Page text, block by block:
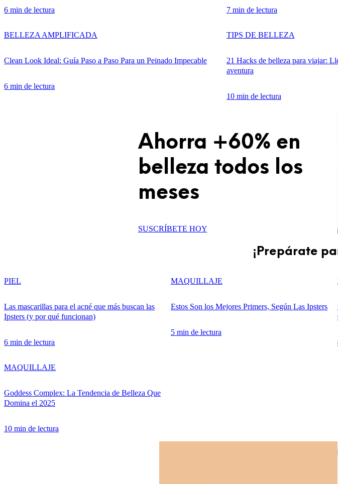
Ofertas
6 min de lectura 7 min de lectura
BELLEZA AMPLIFICADA
Clean Look Ideal: Guía Paso a Paso Para un Peinado Impecable
6 min de lectura
TIPS DE BELLEZA
21 Hacks de belleza para viajar:
aventura
10 min de lectura
Ahorra +60% en
belleza todos los
meses
SUSCRÍBETE HOY
¡Prepárate
PIEL
Las mascarillas para el acné que más buscan las
Ipsters (y por qué funcionan)
6 min de lectura
MAQUILLAJE
Estos Son los Mejores Primers, Según Las Ipsters
5 min de lectura
MAQUILLAJE
Goddess Complex: La Tendencia de Belleza Que
Domina el 2025
10 min de lectura